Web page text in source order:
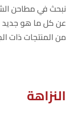
نبحث في مطاحن
عن كل ما هو جديد
من المنتجات ذات
النزاهة